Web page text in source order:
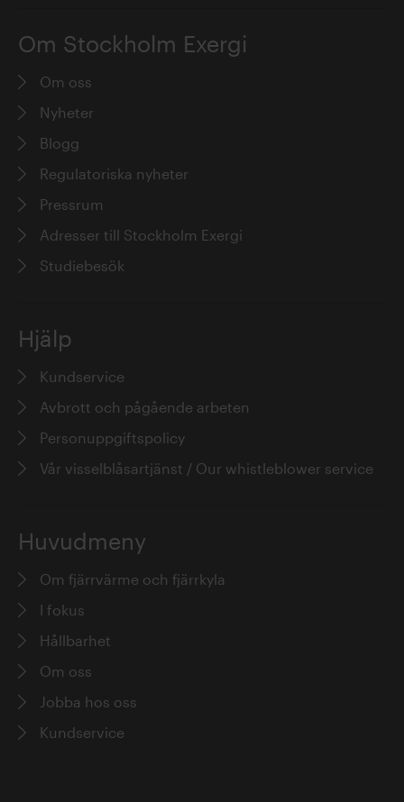
Om Stockholm Exergi
Om oss
Nyheter
Blogg
Regulatoriska nyheter
Pressrum
Adresser till Stockholm Exergi
Studiebesök
Hjälp
Kundservice
Avbrott och pågående arbeten
Personuppgiftspolicy
Vår visselblåsartjänst / Our whistleblower service
Huvudmeny
Om fjärrvärme och fjärrkyla
I fokus
Hållbarhet
Om oss
Jobba hos oss
Kundservice